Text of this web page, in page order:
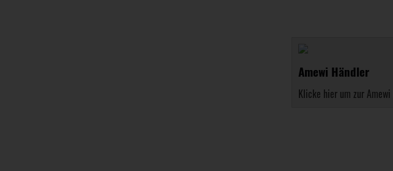
Amewi Händler
Klicke hier um zur